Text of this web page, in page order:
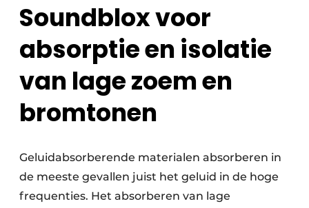
Soundblox voor
absorptie en isolatie
van lage zoem en
bromtonen
Geluidabsorberende materialen absorberen in
de meeste gevallen juist het geluid in de hoge
frequenties. Het absorberen van lage